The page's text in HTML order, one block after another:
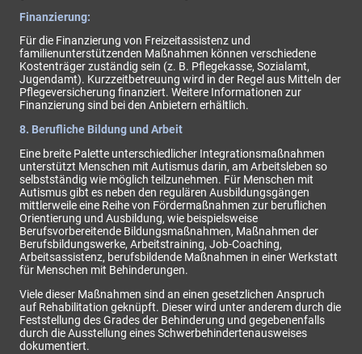
Finanzierung:
Für die Finanzierung von Freizeitassistenz und
familienunterstützenden Maßnahmen können verschiedene
Kostenträger zuständig sein (z. B. Pflegekasse, Sozialamt,
Jugendamt). Kurzzeitbetreuung wird in der Regel aus Mitteln der
Pflegeversicherung finanziert. Weitere Informationen zur
Finanzierung sind bei den Anbietern erhältlich.
8. Berufliche Bildung und Arbeit
Eine breite Palette unterschiedlicher Integrationsmaßnahmen
unterstützt Menschen mit Autismus darin, am Arbeitsleben so
selbstständig wie möglich teilzunehmen. Für Menschen mit
Autismus gibt es neben den regulären Ausbildungsgängen
mittlerweile eine Reihe von Fördermaßnahmen zur beruflichen
Orientierung und Ausbildung, wie beispielsweise
Berufsvorbereitende Bildungsmaßnahmen, Maßnahmen der
Berufsbildungswerke, Arbeitstraining, Job-Coaching,
Arbeitsassistenz, berufsbildende Maßnahmen in einer Werkstatt
für Menschen mit Behinderungen.
Viele dieser Maßnahmen sind an einen gesetzlichen Anspruch
auf Rehabilitation geknüpft. Dieser wird unter anderem durch die
Feststellung des Grades der Behinderung und gegebenenfalls
durch die Ausstellung eines Schwerbehindertenausweises
dokumentiert.